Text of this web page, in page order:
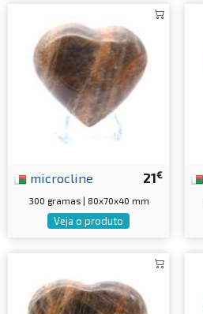
21€
microcline
300 gramas | 80x70x40 mm
Veja o produto